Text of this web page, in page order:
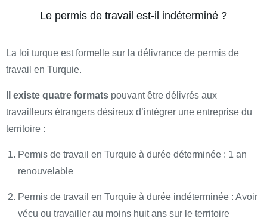
Le permis de travail est-il indéterminé ?
La loi turque est formelle sur la délivrance de permis de
travail en Turquie.
Il existe quatre formats pouvant être délivrés aux
travailleurs étrangers désireux d’intégrer une entreprise du
territoire :
Permis de travail en Turquie à durée déterminée : 1 an
renouvelable
Permis de travail en Turquie à durée indéterminée : Avoir
vécu ou travailler au moins huit ans sur le territoire